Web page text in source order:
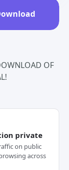
OF
private
on public
across